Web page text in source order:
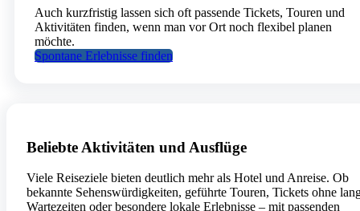
Auch kurzfristig lassen sich oft passende Tickets, Touren und
Aktivitäten finden, wenn man vor Ort noch flexibel planen
möchte.
Spontane Erlebnisse finden
Beliebte Aktivitäten und Ausflüge
Viele Reiseziele bieten deutlich mehr als Hotel und Anreise. Ob
bekannte Sehenswürdigkeiten, geführte Touren, Tickets ohne
Wartezeiten oder besondere lokale Erlebnisse – mit passenden